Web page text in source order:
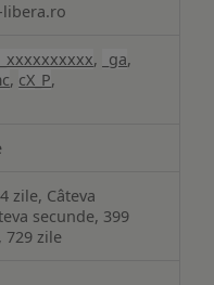
libera.ro
, _ga,
, cX_P,
zile, Câteva
secunde, 399
729 zile